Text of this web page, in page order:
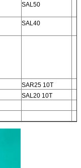
SAL50
SAL40
SAR25 10T
SAL20 10T